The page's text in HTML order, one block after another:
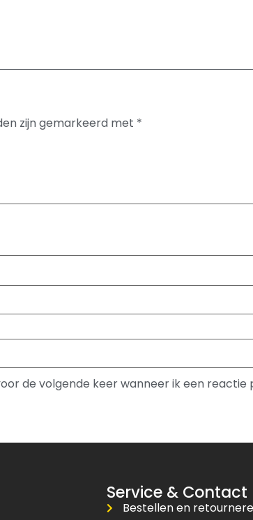
zijn gemarkeerd met *
de volgende keer wanneer ik een reactie
Service & Contact
Bestellen en